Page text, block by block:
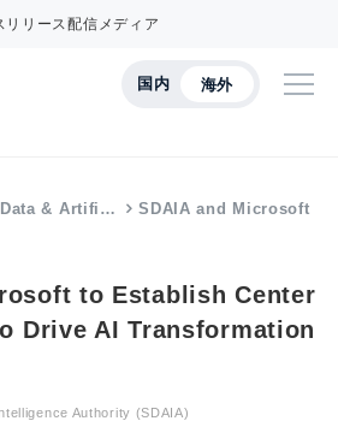
リース配信メディア
国内 海外
& Artifi… SDAIA and Microsoft
to Establish Center
Drive AI Transformation
Authority (SDAIA)